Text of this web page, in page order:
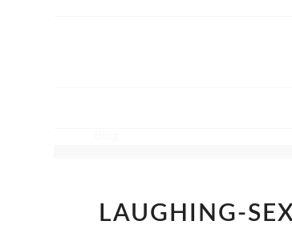
LAUGHING-